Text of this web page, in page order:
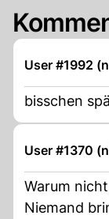
User #1992
bisschen
User #1370
Warum
Niemand